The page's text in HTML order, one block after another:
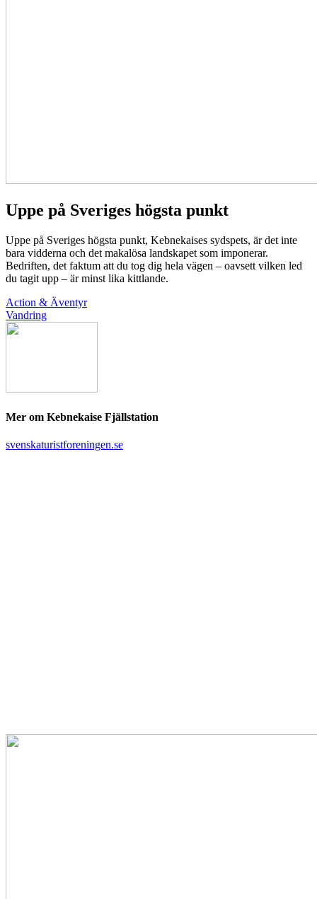
Uppe på Sveriges högsta punkt
Uppe på Sveriges högsta punkt, Kebnekaises sydspets, är det inte
bara vidderna och det makalösa landskapet som imponerar.
Bedriften, det faktum att du tog dig hela vägen – oavsett vilken led
du tagit upp – är minst lika kittlande.
Action & Äventyr
Vandring
Mer om Kebnekaise Fjällstation
svenskaturistforeningen.se